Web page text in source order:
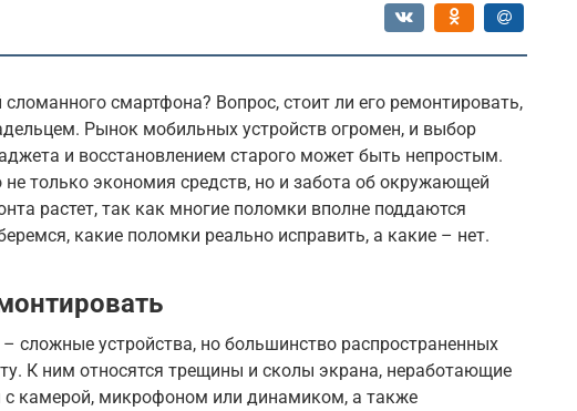
смартфона? Вопрос, стоит ли его ремонтировать,
Рынок мобильных устройств огромен, и выбор
и восстановлением старого может быть непростым.
только экономия средств, но и забота об окружающей
растет, так как многие поломки вполне поддаются
какие поломки реально исправить, а какие – нет.
сложные устройства, но большинство распространенных
К ним относятся трещины и сколы экрана, неработающие
камерой, микрофоном или динамиком, а также